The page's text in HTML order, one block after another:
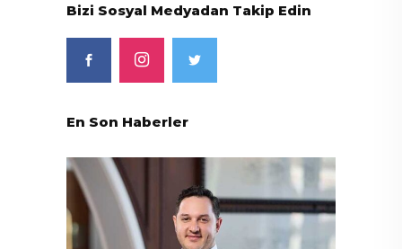
Bizi Sosyal Medyadan Takip Edin
En Son Haberler